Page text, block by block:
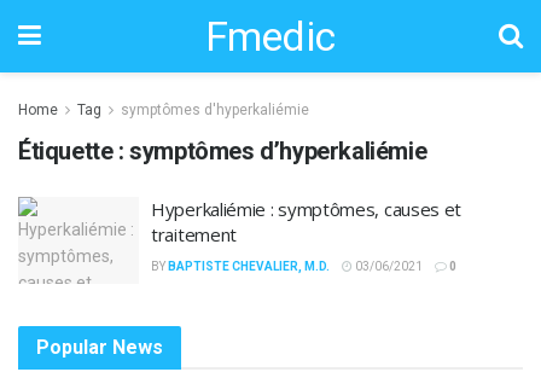
Fmedic
Home Tag symptômes d'hyperkaliémie
Étiquette :symptômes d’hyperkaliémie
Hyperkaliémie : symptômes, causes et
traitement
BY BAPTISTE CHEVALIER, M.D. 03/06/2021 0
Popular News